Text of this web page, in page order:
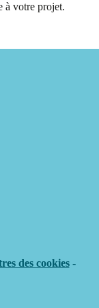
à votre projet.
des cookies-